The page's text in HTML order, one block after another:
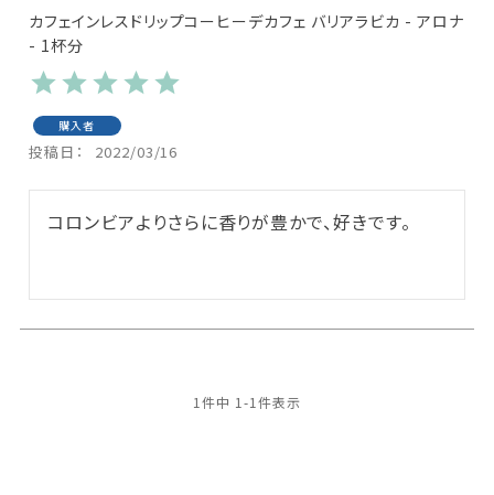
カフェインレスドリップコーヒーデカフェ バリアラビカ - アロナ
- 1杯分
購入者
投稿日 2022/03/16
コロンビアよりさらに香りが豊かで、好きです。
1件中 1 -1 件表示